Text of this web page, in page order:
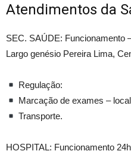
Atendimentos da
SEC. SAÚDE: Funcionamento
Largo genésio Pereira Lima,
Regulação:
Marcação de exames –
Transporte.
HOSPITAL: Funcionamento